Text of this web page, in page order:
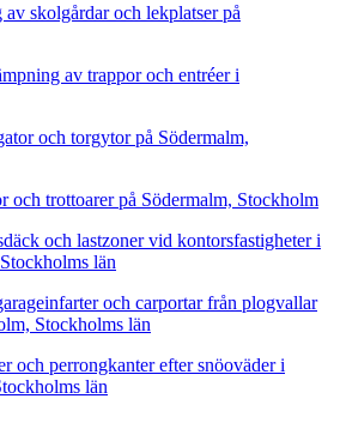
skolgårdar och lekplatser på
av trappor och entréer i
och torgytor på Södermalm,
och trottoarer på Södermalm, Stockholm
och lastzoner vid kontorsfastigheter i
län
och carportar från plogvallar
Stockholms län
och perrongkanter efter snöoväder i
län